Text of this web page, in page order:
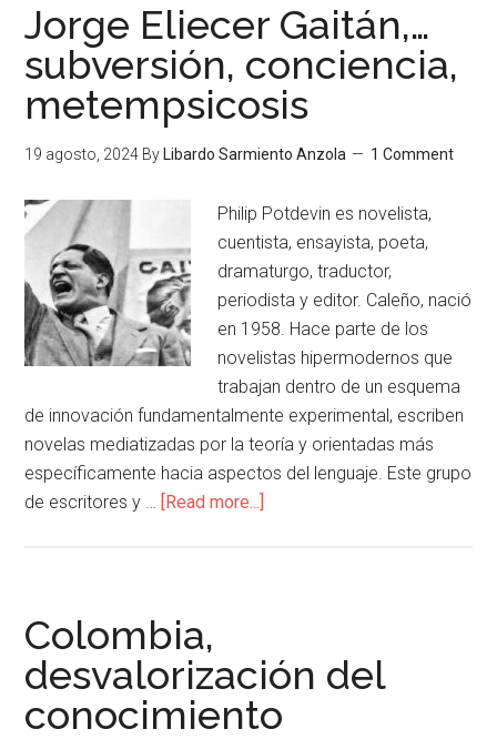
Jorge Eliecer Gaitán,…
subversión, conciencia,
metempsicosis
19 agosto, 2024 By Libardo Sarmiento Anzola 1 Comment
Philip Potdevin es novelista,
cuentista, ensayista, poeta,
dramaturgo, traductor,
periodista y editor. Caleño, nació
en 1958. Hace parte de los
novelistas hipermodernos que
trabajan dentro de un esquema
de innovación fundamentalmente experimental, escriben
novelas mediatizadas por la teoría y orientadas más
específicamente hacia aspectos del lenguaje. Este grupo
de escritores y … [Read more...]
Colombia,
desvalorización del
conocimiento